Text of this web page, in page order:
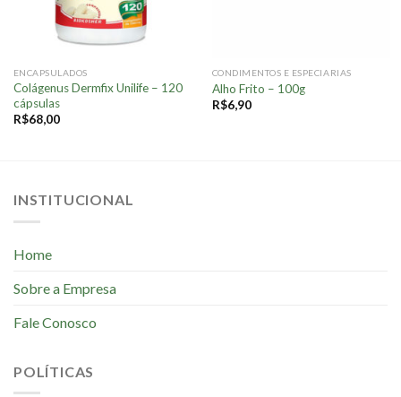
ENCAPSULADOS
Colágenus Dermfix Unilife – 120
cápsulas
R$68,00
CONDIMENTOS E ESPECIARIAS
Alho Frito – 100g
R$6,90
INSTITUCIONAL
Home
Sobre a Empresa
Fale Conosco
POLÍTICAS